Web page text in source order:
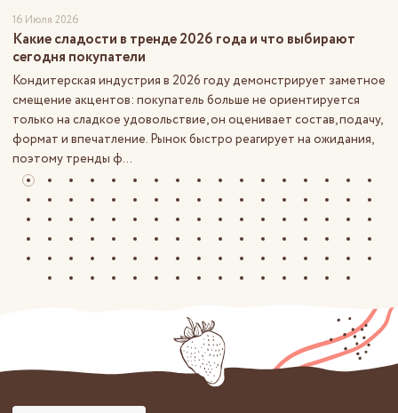
16 Июля 2026
Какие сладости в тренде 2026 года и что выбирают
сегодня покупатели
Кондитерская индустрия в 2026 году демонстрирует заметное
смещение акцентов: покупатель больше не ориентируется
только на сладкое удовольствие, он оценивает состав, подачу,
формат и впечатление. Рынок быстро реагирует на ожидания,
поэтому тренды ф...